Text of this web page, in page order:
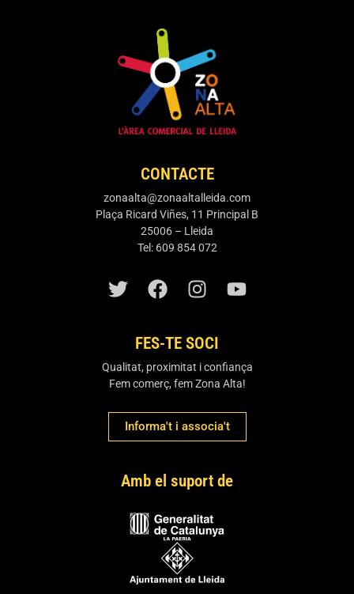
CONTACTE
zonaalta@zonaaltalleida.com
Plaça Ricard Viñes, 11 Principal B
25006 – Lleida
Tel: 609 854 072
FES-TE SOCI
Qualitat, proximitat i confiança
Fem comerç, fem Zona Alta!
Informa't i associa't
Amb el suport de